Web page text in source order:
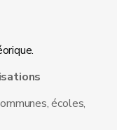
écoles,